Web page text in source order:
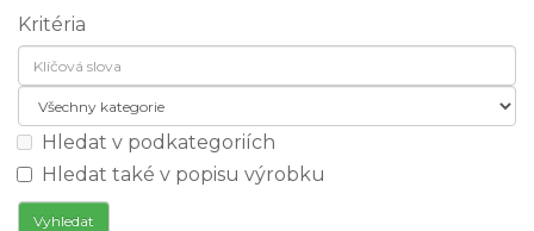
Kritéria
Hledat v podkategoriích
Hledat také v popisu výrobku